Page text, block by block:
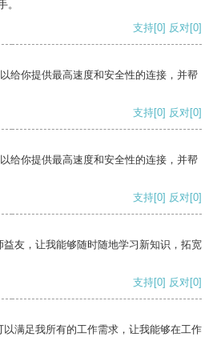
。
支持[0] 反对[0]
给你提供最高速度和安全性的连接，并帮
支持[0] 反对[0]
给你提供最高速度和安全性的连接，并帮
支持[0] 反对[0]
友，让我能够随时随地学习新知识，拓宽
支持[0] 反对[0]
满足我所有的工作需求，让我能够在工作